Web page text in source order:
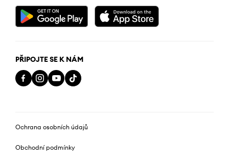
PŘIPOJTE SE K NÁM
Ochrana osobních údajů
Obchodní podmínky